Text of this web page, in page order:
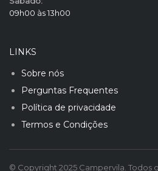
09h00 às 13h00
LINKS
Sobre nós
Perguntas Frequentes
Política de privacidade
Termos e Condições
© Copyright 2025 Campervila. Todos